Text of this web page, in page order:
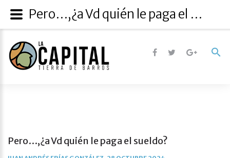
Pero…,¿a Vd quién le paga el sueldo?
Pero…,¿a Vd quién le paga el sueldo?